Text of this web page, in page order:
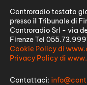
Controradio testata
presso il Tribunale di
Controradio Srl - via
Firenze Tel
Cookie Policy di
Privacy Policy di
Contattaci: